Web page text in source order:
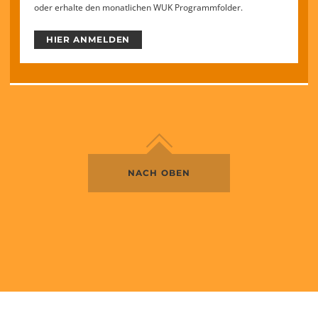
oder erhalte den monatlichen WUK Programmfolder.
HIER ANMELDEN
NACH OBEN